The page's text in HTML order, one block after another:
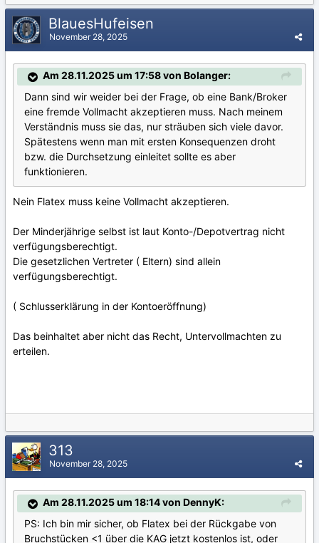
BlauesHufeisen
November 28, 2025
Am 28.11.2025 um 17:58 von Bolanger:
Dann sind wir weider bei der Frage, ob eine Bank/Broker
eine fremde Vollmacht akzeptieren muss. Nach meinem
Verständnis muss sie das, nur sträuben sich viele davor.
Spätestens wenn man mit ersten Konsequenzen droht
bzw. die Durchsetzung einleitet sollte es aber
funktionieren.
Nein Flatex muss keine Vollmacht akzeptieren.
Der Minderjährige selbst ist laut Konto-/Depotvertrag nicht
verfügungsberechtigt.
Die gesetzlichen Vertreter ( Eltern) sind allein
verfügungsberechtigt.
( Schlusserklärung in der Kontoeröffnung)
Das beinhaltet aber nicht das Recht, Untervollmachten zu
erteilen.
313
November 28, 2025
Am 28.11.2025 um 18:14 von DennyK:
PS: Ich bin mir sicher, ob Flatex bei der Rückgabe von
Bruchstücken <1 über die KAG jetzt kostenlos ist, oder